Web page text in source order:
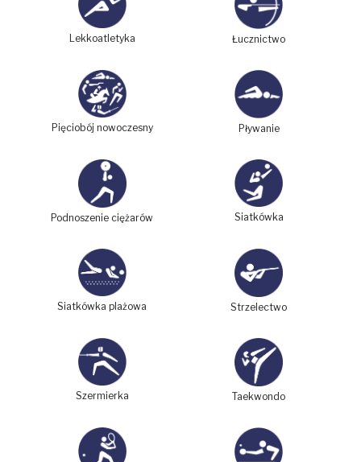
Lekkoatletyka Łucznictwo
Pięciobój nowoczesny Pływanie
Podnoszenie ciężarów Siatkówka
Siatkówka plażowa Strzelectwo
Szermierka Taekwondo